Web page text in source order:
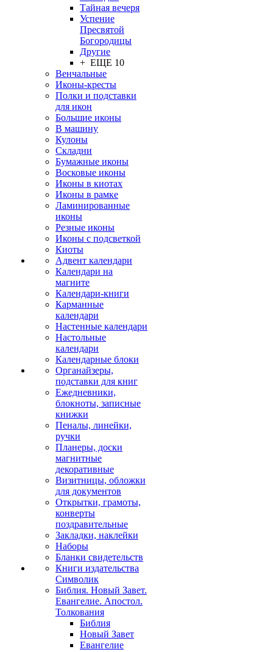
Тайная вечеря
Успение
Пресвятой
Богородицы
Другие
+ ЕЩЕ 10
Венчальные
Иконы-кресты
Полки и подставки
для икон
Большие иконы
В машину
Кулоны
Складни
Бумажные иконы
Восковые иконы
Иконы в киотах
Иконы в рамке
Ламинированные
иконы
Резные иконы
Иконы с подсветкой
Киоты
Адвент календари
Календари на
магните
Календари-книги
Карманные
календари
Настенные календари
Настольные
календари
Календарные блоки
Органайзеры,
подставки для книг
Ежедневники,
блокноты, записные
книжки
Пеналы, линейки,
ручки
Планеры, доски
магнитные
декоративные
Визитницы, обложки
для документов
Открытки, грамоты,
конверты
поздравительные
Закладки, наклейки
Наборы
Бланки свидетельств
Книги издательства
Символик
Библия. Новый Завет.
Евангелие. Апостол.
Толкования
Библия
Новый Завет
Евангелие